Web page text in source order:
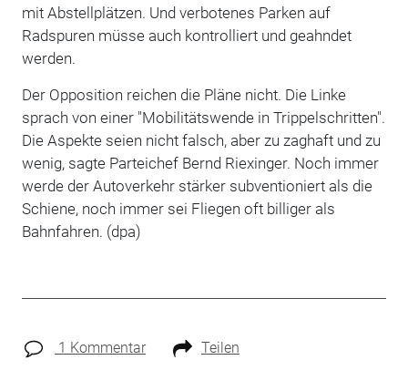
mit Abstellplätzen. Und verbotenes Parken auf
Radspuren müsse auch kontrolliert und geahndet
werden.
Der Opposition reichen die Pläne nicht. Die Linke
sprach von einer "Mobilitätswende in Trippelschritten".
Die Aspekte seien nicht falsch, aber zu zaghaft und zu
wenig, sagte Parteichef Bernd Riexinger. Noch immer
werde der Autoverkehr stärker subventioniert als die
Schiene, noch immer sei Fliegen oft billiger als
Bahnfahren. (dpa)
1 Kommentar Teilen